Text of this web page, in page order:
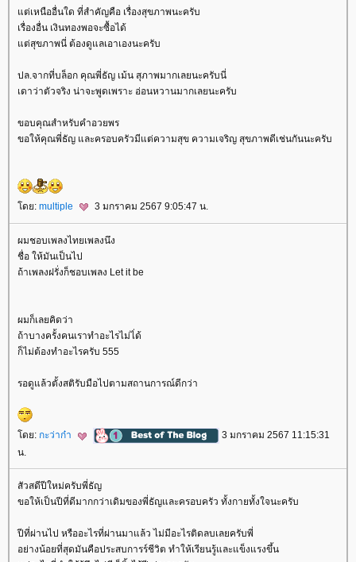
ต่เหนืออื่นใด ที่สำคัญคือ เรื่องสุขภาพนะครับ
เรื่องอื่น เงินทองพอจะซื้อได้
ต่สุขภาพนี่ ต้องดูแลเอาเองนะครับ
ปล.จากที่บล็อก คุณพี่ธัญ เม้น สุภาพมากเลยนะครับนี่
เดาว่าตัวจริง น่าจะพูดเพราะ อ่อนหวานมากเลยนะครับ
ขอบคุณสำหรับคำอวยพร
ขอให้คุณพี่ธัญ และครอบครัวมีแต่ความสุข ความเจริญ สุขภาพดีเช่นกันนะครับ
ดย: multiple 3 มกราคม 2567 9:05:47 น.
ผมชอบเพลงไทยเพลงนึง
ชื่อ ให้มันเป็นไป
ถ้าเพลงฝรั่งก็ชอบเพลง Let it be
ผมก็เลยคิดว่า
ถ้าบางครั้งคนเราทำอะไรไม่ไ่ด้
ก็ไม่ต้องทำอะไรครับ 555
รอดูแล้วตั้งสติรับมือไปตามสถานการณ์ดีกว่า
ดย: กะว่าก๋า
3 มกราคม 2567 11:15:31
น.
สัวสดีปีใหม่ครับพี่ธัญ
ขอให้เป็นปีที่ดีมากกว่าเดิมของพี่ธัญและครอบครัว ทั้งกายทั้งใจนะครับ
ปีที่ผ่านไป หรืออะไรที่ผ่านมาแล้ว ไม่มีอะไรติดลบเลยครับพี่
อย่างน้อยที่สุดมันคือประสบการร์ชีวิต ทำให้เรียนรู้และแข็งแรงขึ้น